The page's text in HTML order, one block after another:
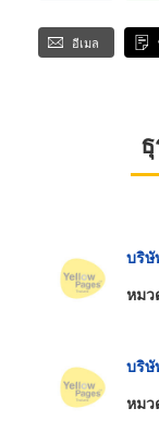
อีเมล
บริษั
หมว
บริษั
หมว